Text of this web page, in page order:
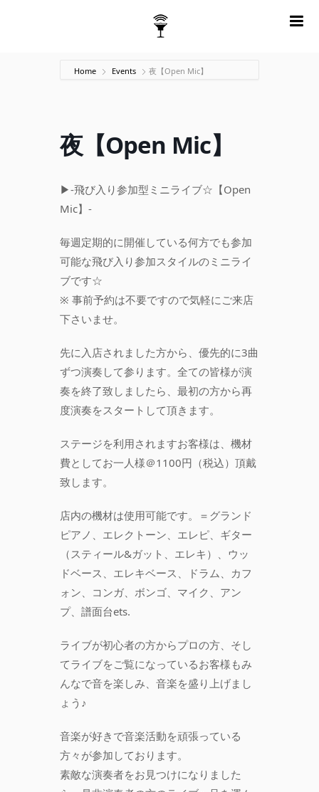
Home Events 夜【Open Mic】
夜【Open Mic】
▶-飛び入り参加型ミニライブ☆【Open
Mic】-
毎週定期的に開催している何方でも参加
可能な飛び入り参加スタイルのミニライ
ブです☆
※ 事前予約は不要ですので気軽にご来店
下さいませ。
先に入店されました方から、優先的に3曲
ずつ演奏して参ります。全ての皆様が演
奏を終了致しましたら、最初の方から再
度演奏をスタートして頂きます。
ステージを利用されますお客様は、機材
費としてお一人様＠1100円（税込）頂戴
致します。
店内の機材は使用可能です。＝グランド
ピアノ、エレクトーン、エレピ、ギター
（スティール&ガット、エレキ）、ウッ
ドベース、エレキベース、ドラム、カフ
ォン、コンガ、ボンゴ、マイク、アン
プ、譜面台ets.
ライブが初心者の方からプロの方、そし
てライブをご覧になっているお客様もみ
んなで音を楽しみ、音楽を盛り上げまし
ょう♪
音楽が好きで音楽活動を頑張っている
方々が参加しております。
素敵な演奏者をお見つけになりました